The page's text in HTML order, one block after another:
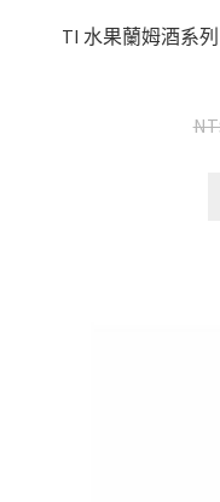
TI 水果蘭姆酒系